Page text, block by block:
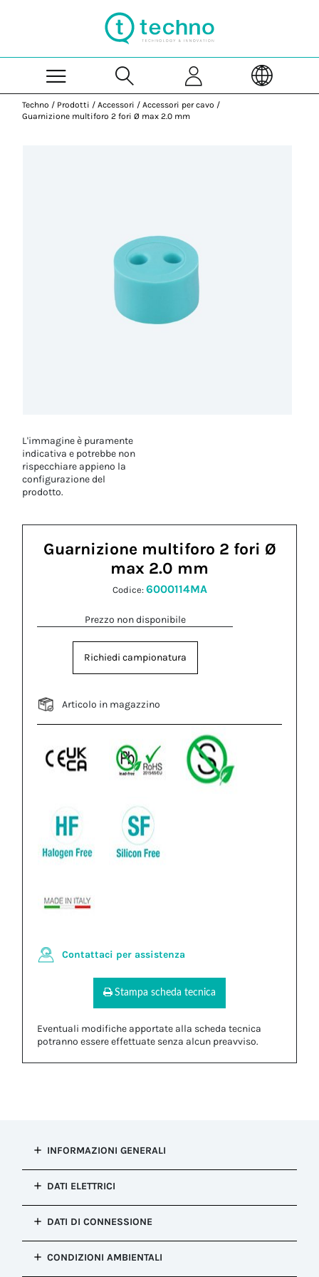
Techno / Prodotti / Accessori / Accessori per cavo /
Guarnizione multiforo 2 fori Ø max 2.0 mm
L'immagine è puramente
indicativa e potrebbe non
rispecchiare appieno la
configurazione del
prodotto.
Guarnizione multiforo 2 fori Ø
max 2.0 mm
Codice: 6000114MA
Prezzo non disponibile
Richiedi campionatura
Articolo in magazzino
Contattaci per assistenza
Stampa scheda tecnica
Eventuali modifiche apportate alla scheda tecnica
potranno essere effettuate senza alcun preavviso.
INFORMAZIONI GENERALI
installazione
Guarnizione Multiforo
Configurazione
Colore
DATI ELETTRICI
2 DATI DI CONNESSIONE
cavo MIN (mm)
1.00
CONDIZIONI AMBIENTALI